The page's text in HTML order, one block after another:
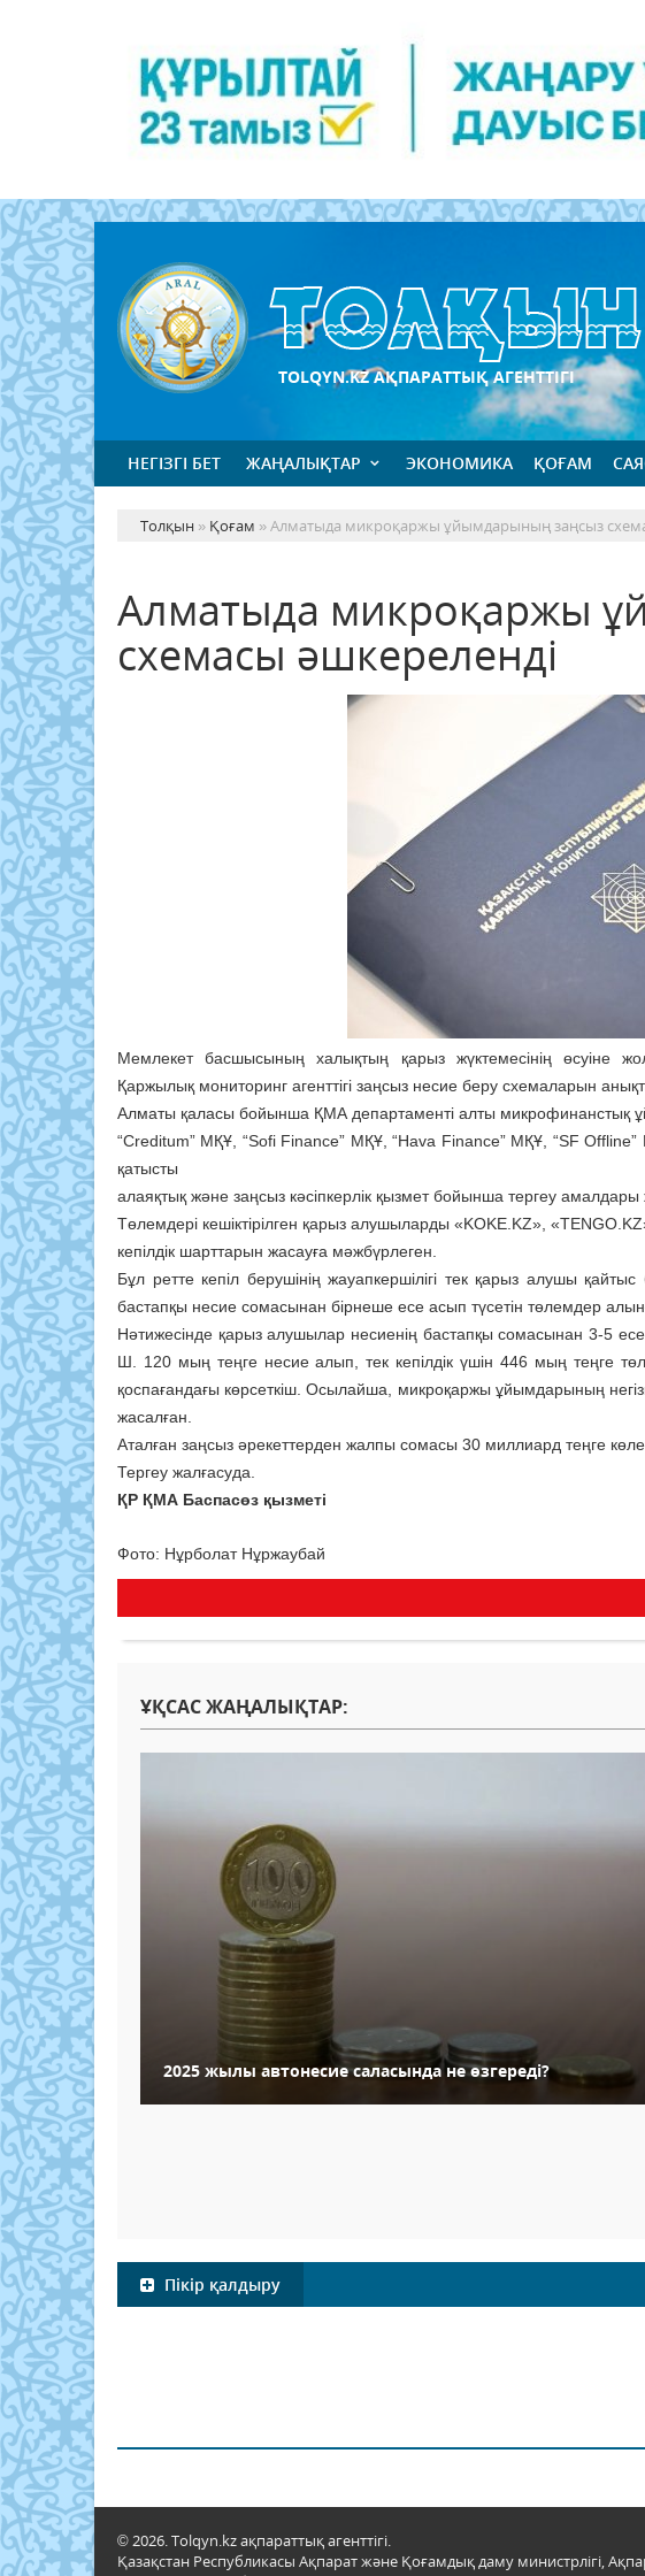
TOLQYN.KZ АҚПАРАТТЫҚ АГЕНТТІГІ
НЕГІЗГІ БЕТ ЖАҢАЛЫҚТАР ЭКОНОМИКА ҚОҒАМ
Толқын » Қоғам » Алматыда микроқаржы ұйымдарының заңсыз
Алматыда микроқаржы
схемасы әшкереленді
Мемлекет басшысының халықтың қарыз жүктемесінің өсуіне
Қаржылық мониторинг агенттігі заңсыз несие беру схемаларын
Алматы қаласы бойынша ҚМА департаменті алты микрофинанстық
“Creditum” МҚҰ, “Sofi Finance” МҚҰ, “Hava Finance” МҚҰ, “SF
қатысты
алаяқтық және заңсыз кәсіпкерлік қызмет бойынша тергеу амалдары
Төлемдері кешіктірілген қарыз алушыларды «KOKE.KZ»,
кепілдік шарттарын жасауға мәжбүрлеген.
Бұл ретте кепіл берушінің жауапкершілігі тек қарыз алушы
бастапқы несие сомасынан бірнеше есе асып түсетін төлемдер
Нәтижесінде қарыз алушылар несиенің бастапқы сомасынан 3-5
Ш. 120 мың теңге несие алып, тек кепілдік үшін 446 мың теңге
қоспағандағы көрсеткіш.Осылайша, микроқаржы ұйымдарының
жасалған.
Аталған заңсыз әрекеттерден жалпы сомасы 30 миллиард теңге
Тергеу жалғасуда.
ҚР ҚМА Баспасөз қызметі
Фото: Нұрболат Нұржаубай
ҰҚСАС ЖАҢАЛЫҚТАР:
2025 жылы автонесие саласында не өзгереді?
Пікір қалдыру
© 2026. Tolqyn.kz ақпараттық агенттігі.
Қазақстан Республикасы Ақпарат және Қоғамдық даму министрлігі,